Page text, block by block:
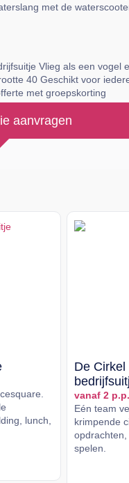
met de
Vlieg als een
40 Geschikt voor
met groepskorting
aanvragen
lunch,
De Cirkel
vanaf 2 p.p.
Eén team
krimpende
spelen.